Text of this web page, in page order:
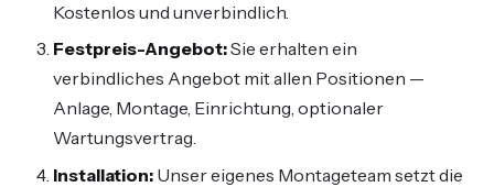
Kostenlos und unverbindlich.
Festpreis-Angebot:Sie erhalten ein
verbindliches Angebot mit allen Positionen —
Anlage, Montage, Einrichtung, optionaler
Wartungsvertrag.
Installation: Unser eigenes Montageteam setzt die